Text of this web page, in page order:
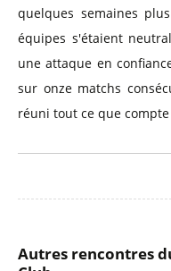
quelques semaines
équipes s'étaient
une attaque en
sur onze matchs
réuni tout ce que
Autres rencontres